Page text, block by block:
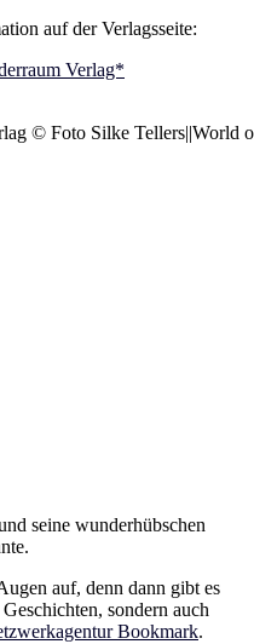
auf der Verlagsseite:
Verlag*
© Foto Silke Tellers||World
seine wunderhübschen
auf, denn dann gibt es
sondern auch
Bookmark.